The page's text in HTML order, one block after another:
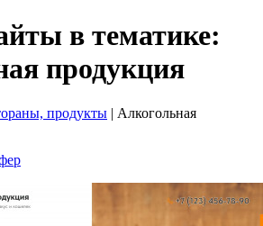
в тематике:
продукция
продукты | Алкогольная